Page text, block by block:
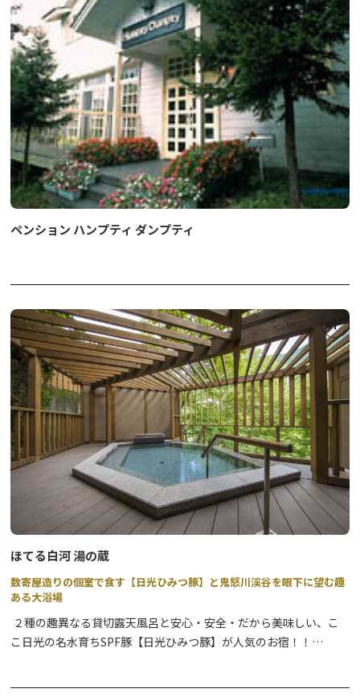
ゆっくりと記憶と心をあたためていただきたいと思います。
ペンション ハンプティ ダンプティ
ほてる白河 湯の蔵
数寄屋造りの個室で食す【日光ひみつ豚】と鬼怒川渓谷を眼下に望む趣
ある大浴場
２種の趣異なる貸切露天風呂と安心・安全・だから美味しい、こ
こ日光の名水育ちSPF豚【日光ひみつ豚】が人気のお宿！！